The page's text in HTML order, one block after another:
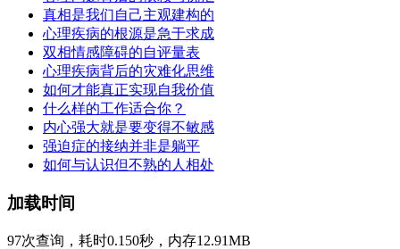
真相是我们自己主观建构的
心理疾病的根源是急于求成
双相情感障碍的自评量表
心理疾病背后的灾难化思维
如何才能真正实现自我价值
什么样的工作适合你？
内心强大就是要变得不敏感
强迫症的接纳并非是躺平
如何与认识但不熟的人相处
加载时间
97次查询，耗时0.150秒，内存12.91MB